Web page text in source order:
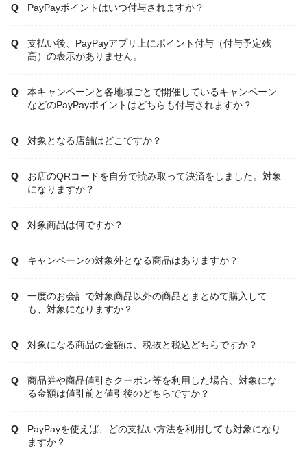
PayPayポイントはいつ付与されますか？
支払い後、PayPayアプリ上にポイント付与（付与予定残
高）の表示がありません。
本キャンペーンと各地域ごとで開催しているキャンペーン
などのPayPayポイントはどちらも付与されますか？
対象となる店舗はどこですか？
お店のQRコードを自分で読み取って決済をしました。対象
になりますか？
対象商品は何ですか？
キャンペーンの対象外となる商品はありますか？
一度のお会計で対象商品以外の商品とまとめて購入して
も、対象になりますか？
対象になる商品の金額は、税抜と税込どちらですか？
商品券や商品値引きクーポン等を利用した場合、対象にな
る金額は値引前と値引後のどちらですか？
PayPayを使えば、どの支払い方法を利用しても対象になり
ますか？